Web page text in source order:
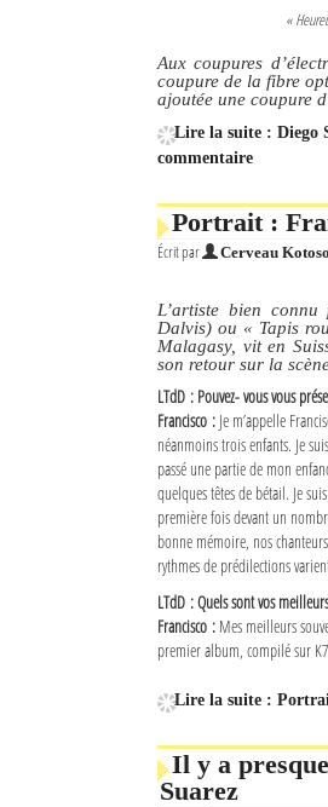
«
Aux coupures
coupure de la fibre
ajoutée une coupure
Lire la suite : Diego
commentaire
Portrait :
Écrit par Cerveau
L’artiste bien
Dalvis) ou « Tapis
Malagasy, vit en
son retour sur la
LTdD : Pouvez- vous vous
Francisco : Je m’appelle
néanmoins trois enfants. Je
passé une partie de mon
quelques têtes de bétail. Je
première fois devant un
bonne mémoire, nos
rythmes de prédilections
LTdD : Quels sont vos
Francisco : Mes meilleurs
premier album, compilé sur
Lire la suite :
Il y a
Suarez